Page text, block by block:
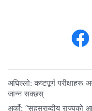
अघिल्लो: कष्टपूर्ण परीक्षाहरू
जान्न सक्छस्
अर्को: “सहस्राब्दीय राज्यको